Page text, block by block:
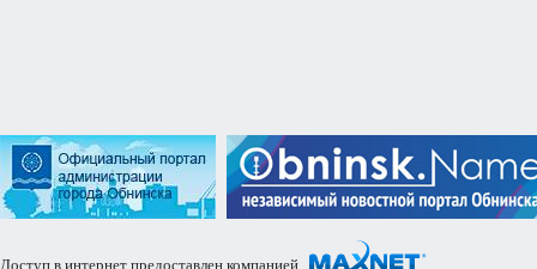
Доступ в интернет предоставлен компанией